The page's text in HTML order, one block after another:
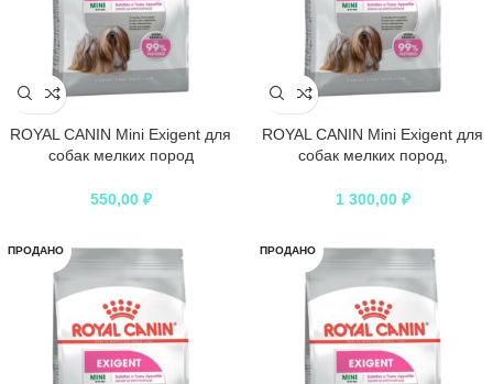
ROYAL CANIN Mini Exigent для
собак мелких пород
550,00 ₽
ROYAL CANIN Mini Exigent для
собак мелких пород,
1 300,00 ₽
ПРОДАНО ПРОДАНО